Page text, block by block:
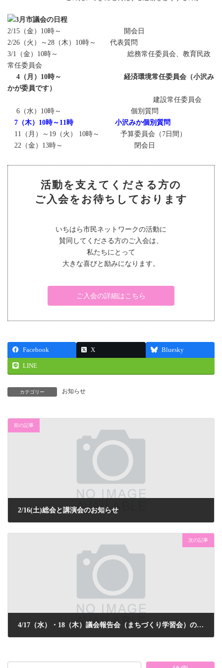
3月市議会の日程
2/15（金）10時～ 開会日
2/26（火）～28（木）10時～ 代表質問
3/1（金）10時～ 総務常任委員会、教育民政
常任委員会
4（月）10時～
経済環境常任委員会（小沢み
かが委員です）
建設常任委員会
6（水）10時～ 個別質問
7（木）10時～11時 小沢みか個別質問
11（月）～19（火） 10時～ 予算委員会（7日間）
22（金）13時～ 閉会日
活動を支えてくださる方の
ご入会をお待ちしております
いちはら市民ネットワークの活動に
賛同してくださる方のご入会は、
私たちにとって
大きな喜びと励みになります。
ご入会の詳細はこちら
Facebook X Bluesky
LINE
カテゴリー お知らせ
前の記事
2/16(土)総会と講演会のお知らせ
次の記事
4/17（水）・18（木）議会報告会（まちづくり学習会）の報告